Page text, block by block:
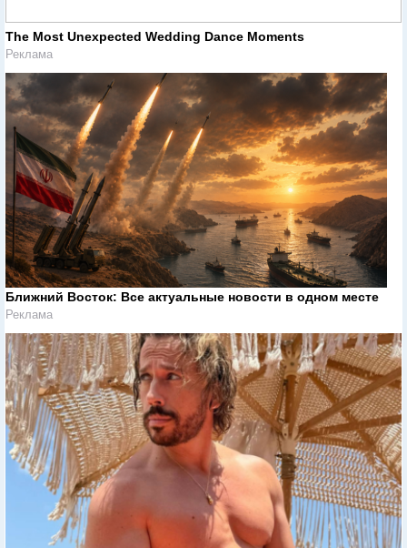
The Most Unexpected Wedding Dance Moments
Реклама
Ближний Восток: Все актуальные новости в одном месте
Реклама